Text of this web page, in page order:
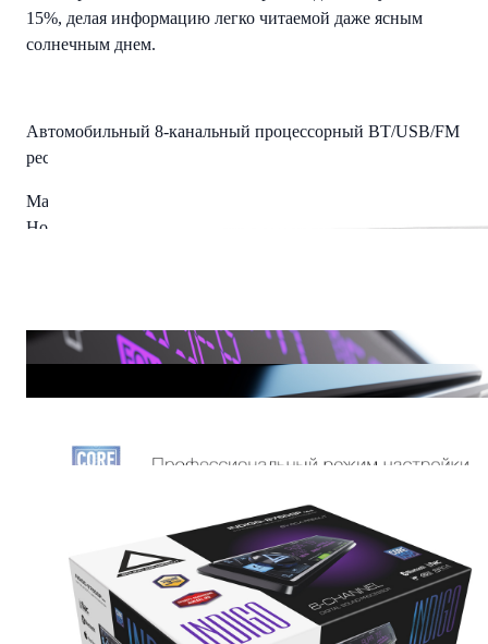
15%, делая информацию легко читаемой даже ясным
солнечным днем.
Автомобильный 8-канальный процессорный BT/USB/FM
ресивер
Максимальная выходная мощность: 4×51Вт
Номинальная выходная мощность (при КНИ менее 1%):
USB-разъём с током зарядки: до 1.2А
Чтение звуковых форматов: FLAC (16 bit/44.1kHz), MP3,
Максимальная амплитуда выходного сигнала RCA:
Отсутствие системного шума на низкой громкости
Поканальная временная коррекциязвукового поля (Time
Alignment)
Эквалайзер:
48-полосный параметрический